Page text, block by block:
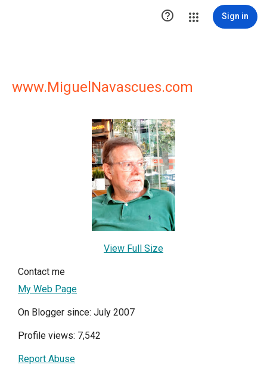
 Sign in
www.MiguelNavascues.com
View Full Size
Contact me
My Web Page
On Blogger since: July 2007
Profile views: 7,542
Report Abuse